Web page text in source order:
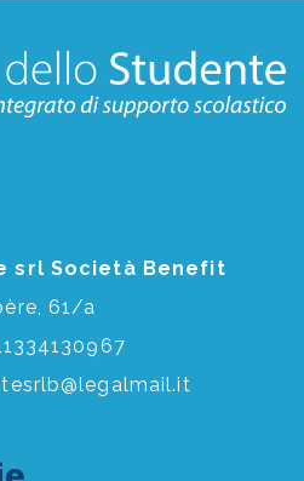
srl Società Benefit
61/a